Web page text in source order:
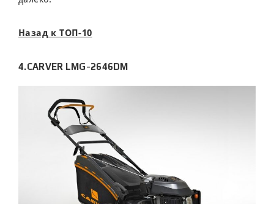
Назад к ТОП-10
4.CARVER LMG-2646DM